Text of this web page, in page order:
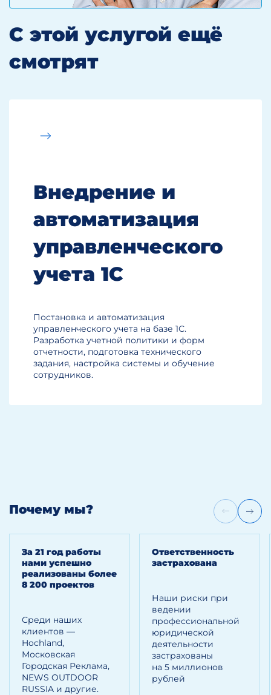
С этой услугой ещё
смотрят
Внедрение и
автоматизация
управленческого
учета 1С
Постановка и автоматизация
управленческого учета на базе 1С.
Разработка учетной политики и форм
отчетности, подготовка технического
задания, настройка системы и обучение
сотрудников.
Почему мы?
За 21 год работы
нами успешно
реализованы более
8 200 проектов
Среди наших
клиентов —
Hoсhland,
Московская
Городская Реклама,
NEWS OUTDOOR
RUSSIA и другие.
Ответственность
застрахована
Наши риски при
ведении
профессиональной
юридической
деятельности
застрахованы
на 5 миллионов
рублей